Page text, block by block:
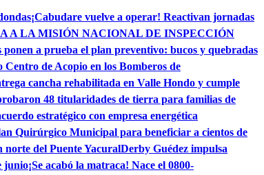
¡Cabudare vuelve a operar! Reactivan jornadas
A LA MISIÓN NACIONAL DE INSPECCIÓN
ponen a prueba el plan preventivo: bucos y quebradas
Centro de Acopio en los Bomberos de
cancha rehabilitada en Valle Hondo y cumple
48 titularidades de tierra para familias de
estratégico con empresa energética
Quirúrgico Municipal para beneficiar a cientos de
norte del Puente YacuralDerby Guédez impulsa
junio¡Se acabó la matraca! Nace el 0800-